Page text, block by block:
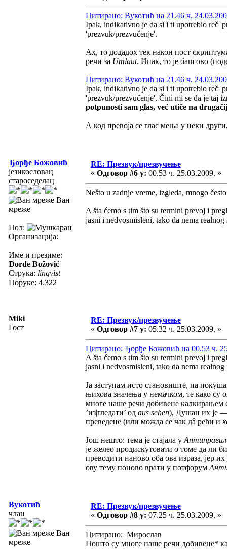
Цитирано: Вукотић на 21.46 ч.
Ipak, indikativno je da si i ti upotrebio reč
'prezvuk/prezvučenje'.
Ах, то додадох тек након пост
речи за Umlaut. Ипак, то је баш ово
Цитирано: Вукотић на 21.46 ч.
Ipak, indikativno je da si i ti upotrebio reč
'prezvuk/prezvučenje'. Čini mi se da je taj
potpunosti sam glas, već utiče na
А код превоја се глас мења у неки
Ђорђе Божовић
језикословац
староседелац
Ван
мреже
Пол:
Организација:
Име и презиме:
Đorđe Božović
Струка: lingvist
Поруке: 4.322
RE: Презвук/презвучење
« Одговор #6 у: 00.53 ч. 25.03.2009. »
Nešto u zadnje vreme, izgleda, mnogo
A šta ćemo s tim što su termini prevoj i
jasni i nedvosmisleni, tako da nema
Miki
Гост
RE: Презвук/презвучење
« Одговор #7 у: 05.32 ч. 25.03.2009. »
Цитирано: Ђорђе Божовић на 00.53 ч.
A šta ćemo s tim što su termini prevoj i
jasni i nedvosmisleni, tako da nema
Ја заступам исто становиште, па
њихова значења у немачком, те како
многе наше речи добивене калкирањем
’из|гледати’ од aus|sehen), Душан их је —
преведене (или можда се чак дâ рећи и
Још нешто: тема је стајала у
је желео продискутовати о томе да ли
преводити наново оба ова израза, јер
ову тему поново врати у потфорум
Вукотић
члан
Ван
мреже
RE: Презвук/презвучење
« Одговор #8 у: 07.25 ч. 25.03.2009. »
Цитирано: Мирослав
Пошто су многе наше речи добивене*